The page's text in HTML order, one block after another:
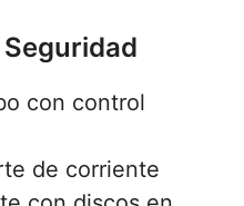
con control
de corriente